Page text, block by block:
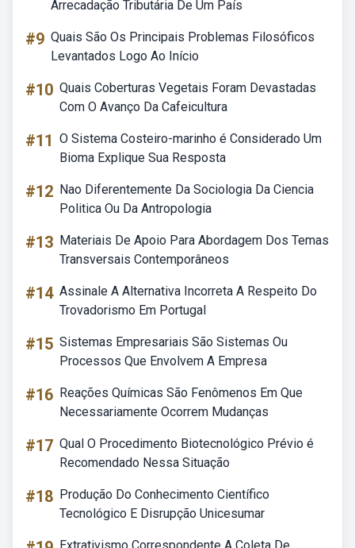
Arrecadação Tributária De Um País
#9 Quais São Os Principais Problemas Filosóficos
Levantados Logo Ao Início
#10 Quais Coberturas Vegetais Foram Devastadas
Com O Avanço Da Cafeicultura
#11 O Sistema Costeiro-marinho é Considerado Um
Bioma Explique Sua Resposta
#12 Nao Diferentemente Da Sociologia Da Ciencia
Politica Ou Da Antropologia
#13 Materiais De Apoio Para Abordagem Dos Temas
Transversais Contemporâneos
#14 Assinale A Alternativa Incorreta A Respeito Do
Trovadorismo Em Portugal
#15 Sistemas Empresariais São Sistemas Ou
Processos Que Envolvem A Empresa
#16 Reações Químicas São Fenômenos Em Que
Necessariamente Ocorrem Mudanças
#17 Qual O Procedimento Biotecnológico Prévio é
Recomendado Nessa Situação
#18 Produção Do Conhecimento Científico
Tecnológico E Disrupção Unicesumar